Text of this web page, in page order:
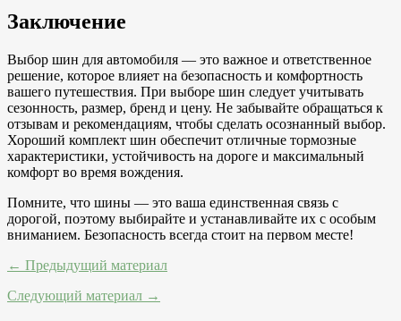
Заключение
Выбор шин для автомобиля — это важное и ответственное
решение, которое влияет на безопасность и комфортность
вашего путешествия. При выборе шин следует учитывать
сезонность, размер, бренд и цену. Не забывайте обращаться к
отзывам и рекомендациям, чтобы сделать осознанный выбор.
Хороший комплект шин обеспечит отличные тормозные
характеристики, устойчивость на дороге и максимальный
комфорт во время вождения.
Помните, что шины — это ваша единственная связь с
дорогой, поэтому выбирайте и устанавливайте их с особым
вниманием. Безопасность всегда стоит на первом месте!
← Предыдущий материал
Следующий материал →